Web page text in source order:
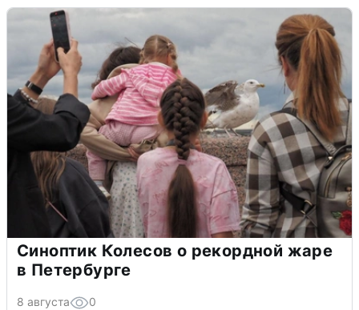
Синоптик Колесов о рекордной жаре
в Петербурге
8 августа 0